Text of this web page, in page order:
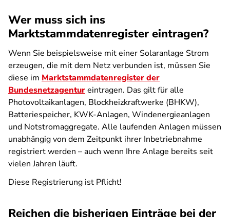
Wer muss sich ins
Marktstammdatenregister eintragen?
Wenn Sie beispielsweise mit einer Solaranlage Strom
erzeugen, die mit dem Netz verbunden ist, müssen Sie
diese im Marktstammdatenregister der
Bundesnetzagentureintragen. Das gilt für alle
Photovoltaikanlagen, Blockheizkraftwerke (BHKW),
Batteriespeicher, KWK-Anlagen, Windenergieanlagen
und Notstromaggregate. Alle laufenden Anlagen müssen
unabhängig von dem Zeitpunkt ihrer Inbetriebnahme
registriert werden – auch wenn Ihre Anlage bereits seit
vielen Jahren läuft.
Diese Registrierung ist Pflicht!
Reichen die bisherigen Einträge bei der